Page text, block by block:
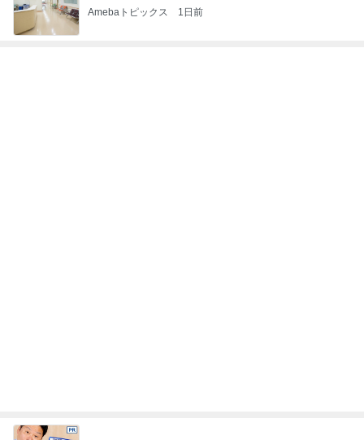
Amebaトピックス 1日前